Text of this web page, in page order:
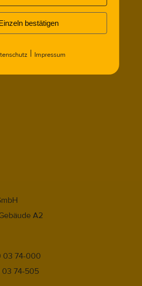
A2
03 74-000
03 74-505
bestätigen
| Impressum